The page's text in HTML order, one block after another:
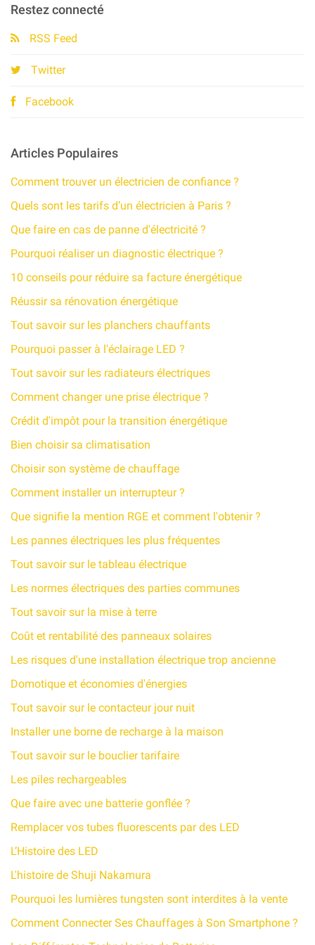
Restez connecté
RSS Feed
Twitter
Facebook
Articles Populaires
Comment trouver un électricien de confiance ?
Quels sont les tarifs d’un électricien à Paris ?
Que faire en cas de panne d'électricité ?
Pourquoi réaliser un diagnostic électrique ?
10 conseils pour réduire sa facture énergétique​
Réussir sa rénovation énergétique
Tout savoir sur les planchers chauffants
Pourquoi passer à l'éclairage LED ?
Tout savoir sur les radiateurs électriques
Comment changer une prise électrique ?
Crédit d'impôt pour la transition énergétique
Bien choisir sa climatisation
Choisir son système de chauffage
Comment installer un interrupteur ?
Que signifie la mention RGE et comment l'obtenir ?
Les pannes électriques les plus fréquentes
Tout savoir sur le tableau électrique
Les normes électriques des parties communes
Tout savoir sur la mise à terre
Coût et rentabilité des panneaux solaires
Les risques d'une installation électrique trop ancienne
Domotique et économies d'énergies
Tout savoir sur le contacteur jour nuit
Installer une borne de recharge à la maison
Tout savoir sur le bouclier tarifaire
Les piles rechargeables
Que faire avec une batterie gonflée ?
Remplacer vos tubes fluorescents par des LED
L’Histoire des LED
L'histoire de Shuji Nakamura
Pourquoi les lumières tungsten sont interdites à la vente
Comment Connecter Ses Chauffages à Son Smartphone ?